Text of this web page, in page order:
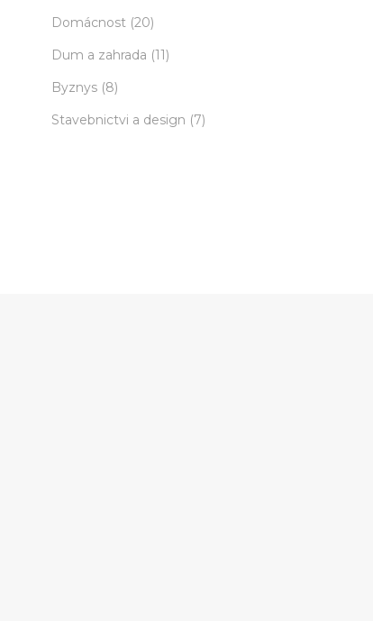
Domácnost (20)
Dum a zahrada (11)
Byznys (8)
Stavebnictvi a design (7)